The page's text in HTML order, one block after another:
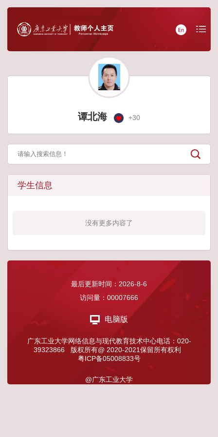
谭北海 +30
学生信息
没有更多内容了
最后更新时间： 2026-8-6
访问量： 00007666
电脑版
广东工业大学网络信息与现代教育技术中心电话：020-
39323866 版权所有@ 2020-2021保留所有权利
粤ICP备05008833号
@广东工业大学